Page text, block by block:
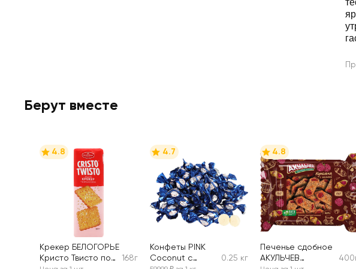
Берут вместе
4.8
Крекер БЕЛОГОРЬЕ
Кристо Твисто по-
168г
4.7
Конфеты PINK
Coconut с
0.25 кг
4.8
Печенье сдобное
АКУЛЬЧЕВ